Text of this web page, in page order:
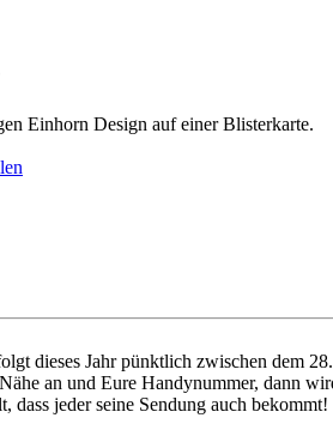
Einhorn Design auf einer Blisterkarte.
dieses Jahr pünktlich zwischen dem
an und Eure Handynummer, dann
jeder seine Sendung auch bekommt!